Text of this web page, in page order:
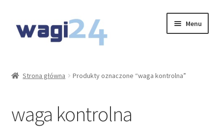
do
do
Menu
Koszyk
Strona główna Produkty oznaczone “waga kontrolna”
waga kontrolna